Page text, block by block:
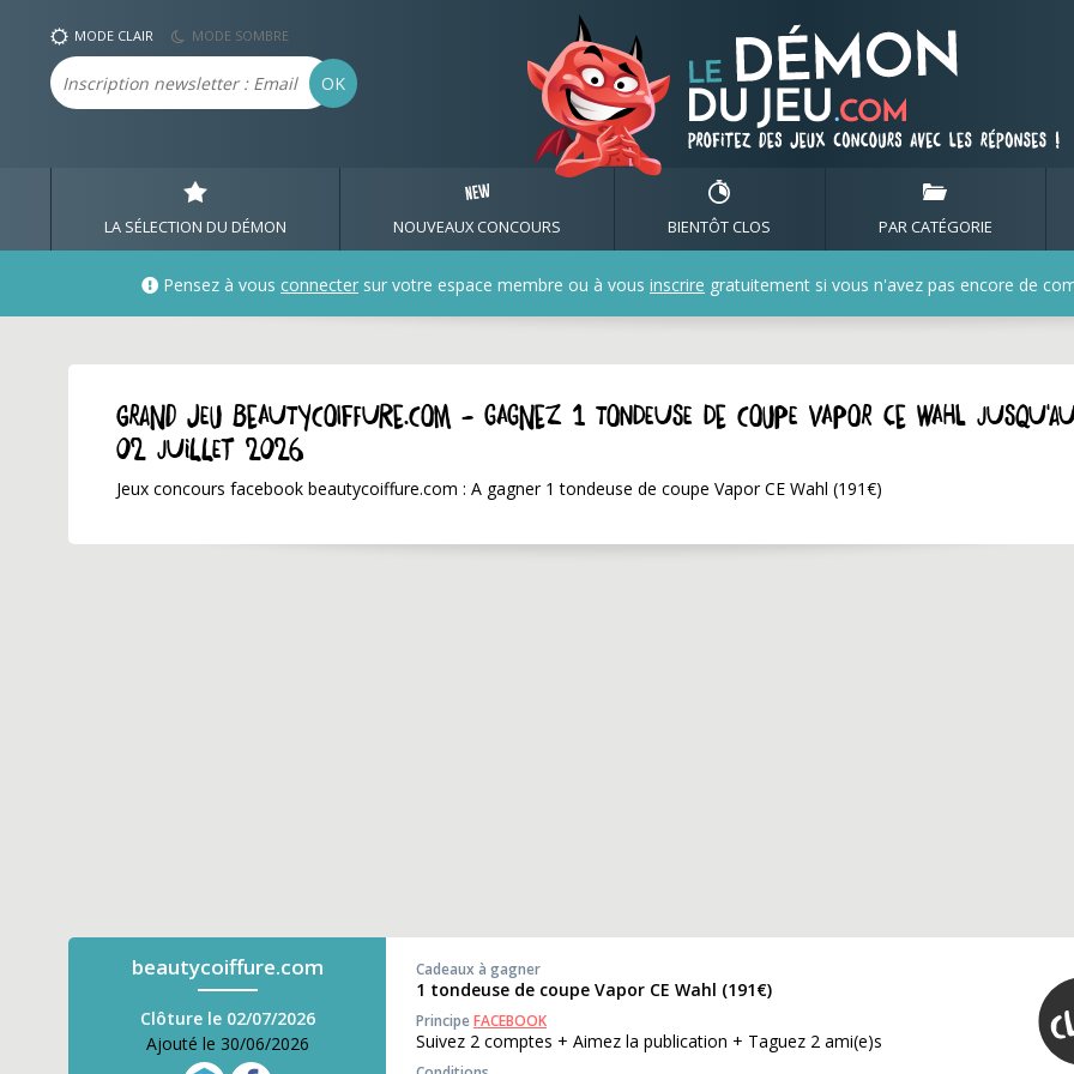
MODE CLAIR MODE SOMBRE
Email OK
LA SÉLECTION DU DÉMON NOUVEAUX CONCOURS BIENTÔT CLOS PAR CATÉGORIE
Pensez à vous connecter sur votre espace membre ou à vous inscrire gratuitement si vous n'avez pas encore de
GRAND JEU beautycoiffure.com - Gagnez 1 tondeuse de coupe Vapor CE Wahl
02 juillet 2026
Jeux concours facebook beautycoiffure.com : A gagner 1 tondeuse de coupe Vapor CE Wahl (191€)
beautycoiffure.com
Clôture le 02/07/2026
Ajouté le 30/06/2026
Cadeaux à gagner
1 tondeuse de coupe Vapor CE Wahl (191€)
PrincipeFACEBOOK
Suivez 2 comptes + Aimez la publication + Taguez 2 ami(e)s